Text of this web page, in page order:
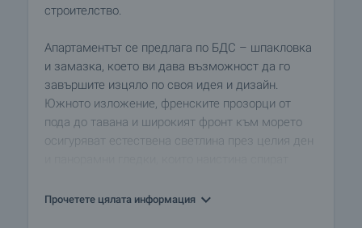
строителство.
Апартаментът се предлага по БДС – шпакловка
и замазка, което ви дава възможност да го
завършите изцяло по своя идея и дизайн.
Южното изложение, френските прозорци от
пода до тавана и широкият фронт към морето
осигуряват естествена светлина през целия ден
Прочетете цялата информация